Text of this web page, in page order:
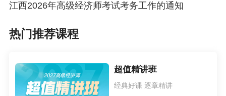
登记代理人、房地产经纪人、银行业专业人员中
得资产评估师、税务师职业资格等相关职业资
格，可根据《经济专业人员职称评价基本标准条
江西2026年高级经济师考试考务工作的通知
热门推荐课程
超值精讲班
经典好课 逐章精讲